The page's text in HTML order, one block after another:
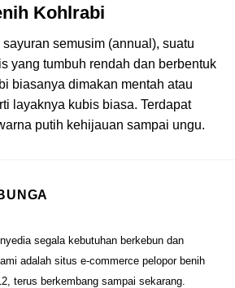
Kohlrabi
semusim (annual), suatu
yang tumbuh rendah dan berbentuk
biasanya dimakan mentah atau
layaknya kubis biasa. Terdapat
putih kehijauan sampai ungu.
segala kebutuhan berkebun dan
adalah situs e-commerce pelopor benih
terus berkembang sampai sekarang.